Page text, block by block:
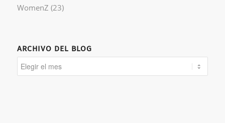
WomenZ (23)
ARCHIVO DEL BLOG